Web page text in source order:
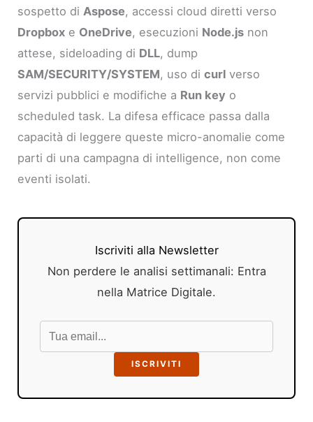
sospetto di Aspose, accessi cloud diretti verso
Dropbox e OneDrive, esecuzioni Node.js non
attese, sideloading di DLL, dump
SAM/SECURITY/SYSTEM, uso dicurl verso
servizi pubblici e modifiche a Run key o
scheduled task. La difesa efficace passa dalla
capacità di leggere queste micro-anomalie come
parti di una campagna di intelligence, non come
eventi isolati.
Iscriviti alla Newsletter
Non perdere le analisi settimanali: Entra
nella Matrice Digitale.
ISCRIVITI